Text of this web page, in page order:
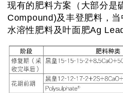
现有的肥料方案（大部分是
Compound)及丰登肥料，
水溶性肥料及叶面肥Ag